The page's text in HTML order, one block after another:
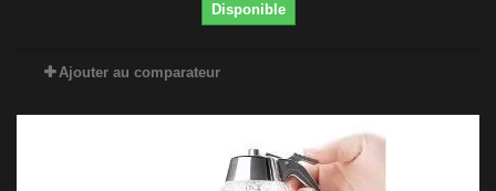
Disponible
Ajouter au comparateur